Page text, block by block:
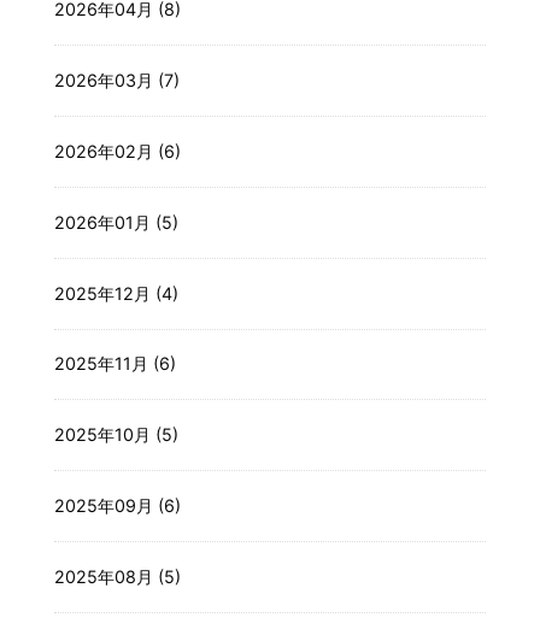
2026年04月 (8)
2026年03月 (7)
2026年02月 (6)
2026年01月 (5)
2025年12月 (4)
2025年11月 (6)
2025年10月 (5)
2025年09月 (6)
2025年08月 (5)